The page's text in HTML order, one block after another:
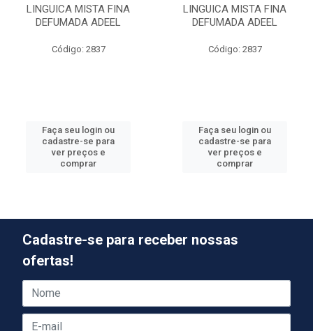
LINGUICA MISTA FINA
DEFUMADA ADEEL
Código: 2837
Faça seu login ou
cadastre-se para
ver preços e
comprar
LINGUICA MISTA FINA
DEFUMADA ADEEL
Código: 2837
Faça seu login ou
cadastre-se para
ver preços e
comprar
Cadastre-se para receber nossas
ofertas!